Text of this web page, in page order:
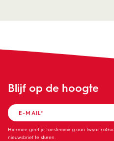
Blijf op de hoogte
Hiermee geef je toestemming aan
nieuwsbrief te sturen.